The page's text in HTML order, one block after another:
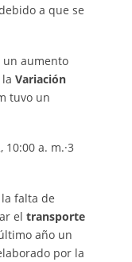
a que se
un aumento
Variación
tuvo un
a. m.·3
falta de
el transporte
año un
por la